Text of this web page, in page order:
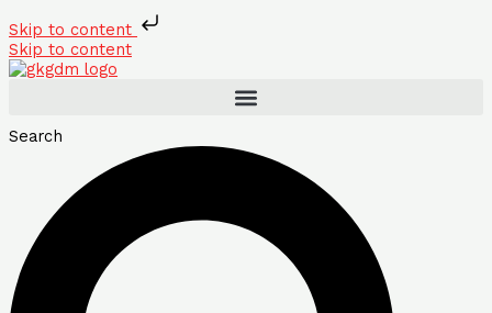
Skip to content
Skip to content
Search